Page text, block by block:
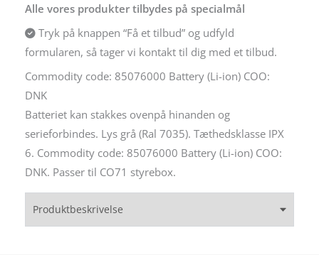
Alle vores produkter tilbydes på specialmål
Tryk på knappen “Få et tilbud” og udfyld
formularen, så tager vi kontakt til dig med et tilbud.
Commodity code: 85076000 Battery (Li-ion) COO:
DNK
Batteriet kan stakkes ovenpå hinanden og
serieforbindes. Lys grå (Ral 7035). Tæthedsklasse IPX
6. Commodity code: 85076000 Battery (Li-ion) COO:
DNK. Passer til CO71 styrebox.
Produktbeskrivelse